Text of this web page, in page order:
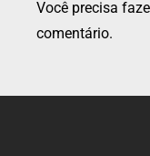
Você precisa
comentário.